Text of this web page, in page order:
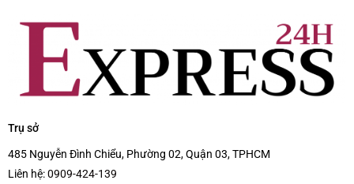
Trụ sở
485 Nguyễn Đình Chiểu, Phường 02, Quận 03, TPHCM
Liên hệ:0909-424-139